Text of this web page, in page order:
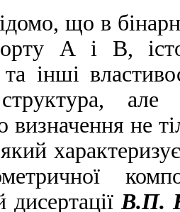
що в
А i В,
та iншi
визначення не
дисертацiїВ.П.